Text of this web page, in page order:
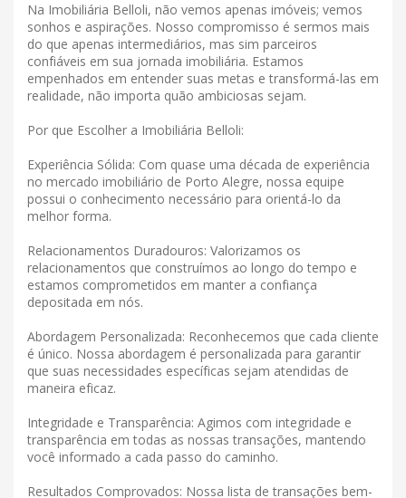
Na Imobiliária Belloli, não vemos apenas imóveis; vemos
sonhos e aspirações. Nosso compromisso é sermos mais
do que apenas intermediários, mas sim parceiros
confiáveis ​​em sua jornada imobiliária. Estamos
empenhados em entender suas metas e transformá-las em
realidade, não importa quão ambiciosas sejam.
Por que Escolher a Imobiliária Belloli:
Experiência Sólida: Com quase uma década de experiência
no mercado imobiliário de Porto Alegre, nossa equipe
possui o conhecimento necessário para orientá-lo da
melhor forma.
Relacionamentos Duradouros: Valorizamos os
relacionamentos que construímos ao longo do tempo e
estamos comprometidos em manter a confiança
depositada em nós.
Abordagem Personalizada: Reconhecemos que cada cliente
é único. Nossa abordagem é personalizada para garantir
que suas necessidades específicas sejam atendidas de
maneira eficaz.
Integridade e Transparência: Agimos com integridade e
transparência em todas as nossas transações, mantendo
você informado a cada passo do caminho.
Resultados Comprovados: Nossa lista de transações bem-